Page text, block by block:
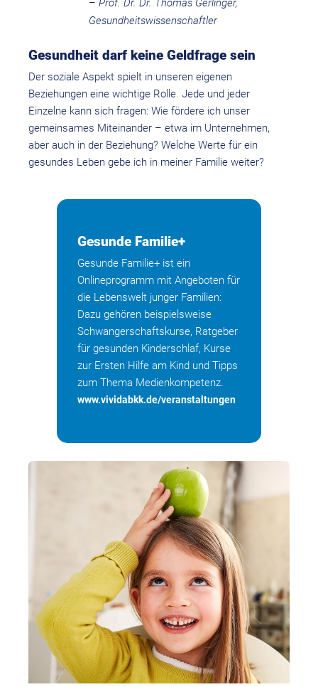
– Prof. Dr. Dr. Thomas Gerlinger,
Gesundheitswissenschaftler
Gesundheit darf keine Geldfrage sein
Der soziale Aspekt spielt in unseren eigenen
Beziehungen eine wichtige Rolle. Jede und jeder
Einzelne kann sich fragen: Wie fördere ich unser
gemeinsames Miteinander – etwa im Unternehmen,
aber auch in der Beziehung? Welche Werte für ein
gesundes Leben gebe ich in meiner Familie weiter?
Gesunde Familie+
Gesunde Familie+ ist ein
Onlineprogramm mit Angeboten für
die Lebenswelt junger Familien:
Dazu gehören beispielsweise
Schwangerschaftskurse, Ratgeber
für gesunden Kinderschlaf, Kurse
zur Ersten Hilfe am Kind und Tipps
zum Thema Medienkompetenz.
www.vividabkk.de/veranstaltungen